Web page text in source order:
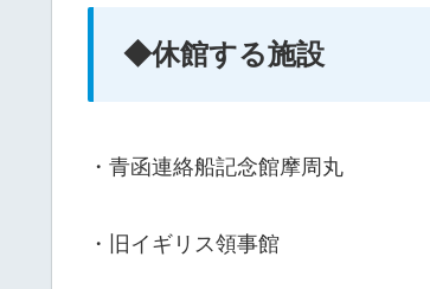
◆休館する施設
・青函連絡船記念館摩周丸
・旧イギリス領事館